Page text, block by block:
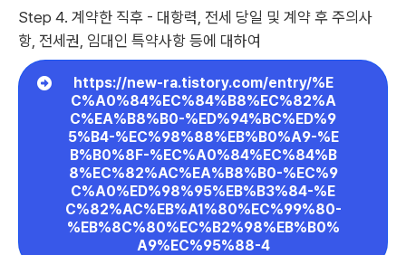
Step 4. 계약한 직후 - 대항력, 전세 당일 및 계약 후 주의사
항, 전세권, 임대인 특약사항 등에 대하여
https://new-ra.tistory.com/entry/%E
C%A0%84%EC%84%B8%EC%82%A
C%EA%B8%B0-%ED%94%BC%ED%9
5%B4-%EC%98%88%EB%B0%A9-%E
B%B0%8F-%EC%A0%84%EC%84%B
8%EC%82%AC%EA%B8%B0-%EC%9
C%A0%ED%98%95%EB%B3%84-%E
C%82%AC%EB%A1%80%EC%99%80-
%EB%8C%80%EC%B2%98%EB%B0%
A9%EC%95%88-4